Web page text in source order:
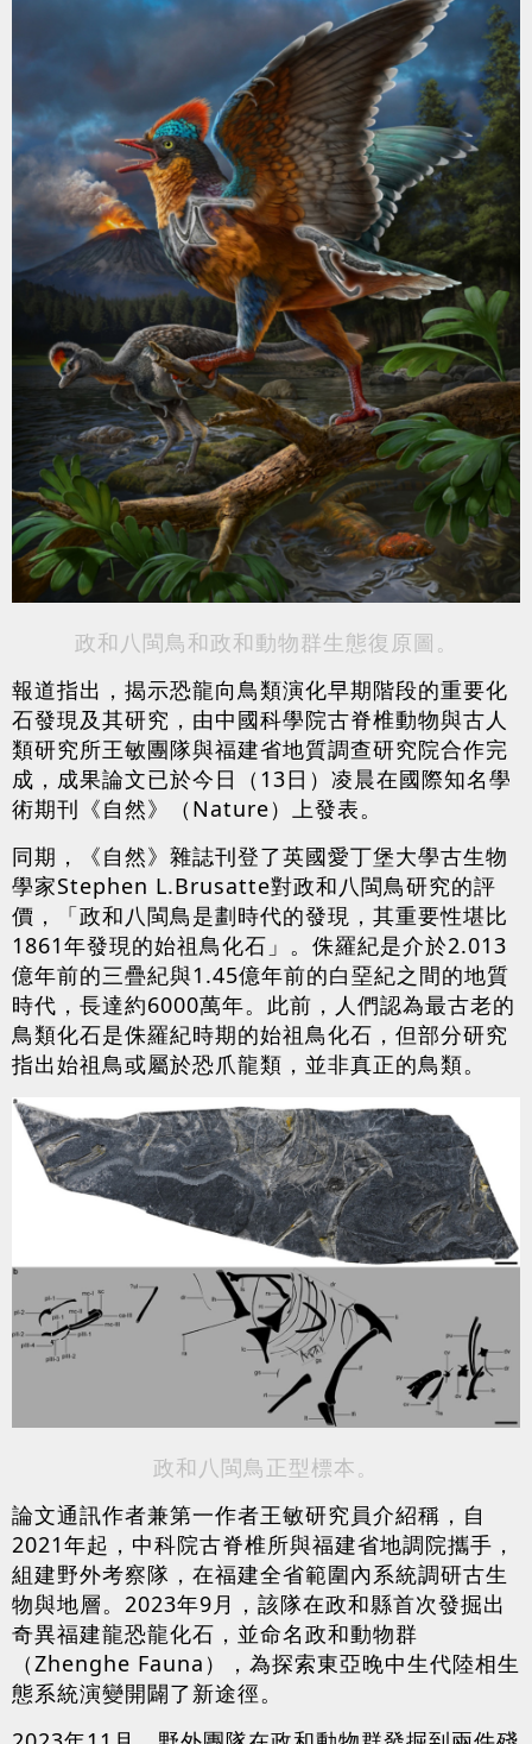
政和八閩鳥和政和動物群生態復原圖。
報道指出，揭示恐龍向鳥類演化早期階段的重要化
石發現及其研究，由中國科學院古脊椎動物與古人
類研究所王敏團隊與福建省地質調查研究院合作完
成，成果論文已於今日（13日）凌晨在國際知名學
術期刊《自然》（Nature）上發表。
同期，《自然》雜誌刊登了英國愛丁堡大學古生物
學家Stephen L.Brusatte對政和八閩鳥研究的評
價，「政和八閩鳥是劃時代的發現，其重要性堪比
1861年發現的始祖鳥化石」。侏羅紀是介於2.013
億年前的三疊紀與1.45億年前的白堊紀之間的地質
時代，長達約6000萬年。此前，人們認為最古老的
鳥類化石是侏羅紀時期的始祖鳥化石，但部分研究
指出始祖鳥或屬於恐爪龍類，並非真正的鳥類。
政和八閩鳥正型標本。
論文通訊作者兼第一作者王敏研究員介紹稱，自
2021年起，中科院古脊椎所與福建省地調院攜手，
組建野外考察隊，在福建全省範圍內系統調研古生
物與地層。2023年9月，該隊在政和縣首次發掘出
奇異福建龍恐龍化石，並命名政和動物群
（Zhenghe Fauna），為探索東亞晚中生代陸相生
態系統演變開闢了新途徑。